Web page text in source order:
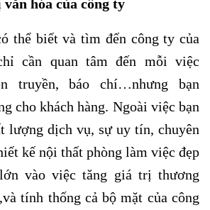
hóa của công ty
thể biết và tìm đến công ty của
cần quan tâm đến mỗi việc
truyền, báo chí…nhưng bạn
cho khách hàng. Ngoài việc bạn
lượng dịch vụ, sự uy tín, chuyên
kế nội thất phòng làm việc đẹp
vào việc tăng giá trị thương
tính thống cả bộ mặt của công